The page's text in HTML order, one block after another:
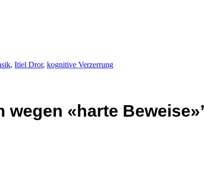
, Itiel Dror, kognitive Verzerrung
wegen «harte Beweise»